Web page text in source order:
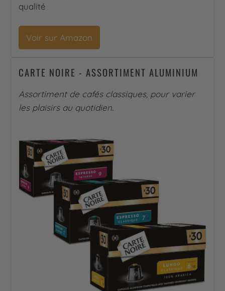
qualité
Voir sur Amazon
CARTE NOIRE - ASSORTIMENT ALUMINIUM
Assortiment de cafés classiques, pour varier
les plaisirs au quotidien.